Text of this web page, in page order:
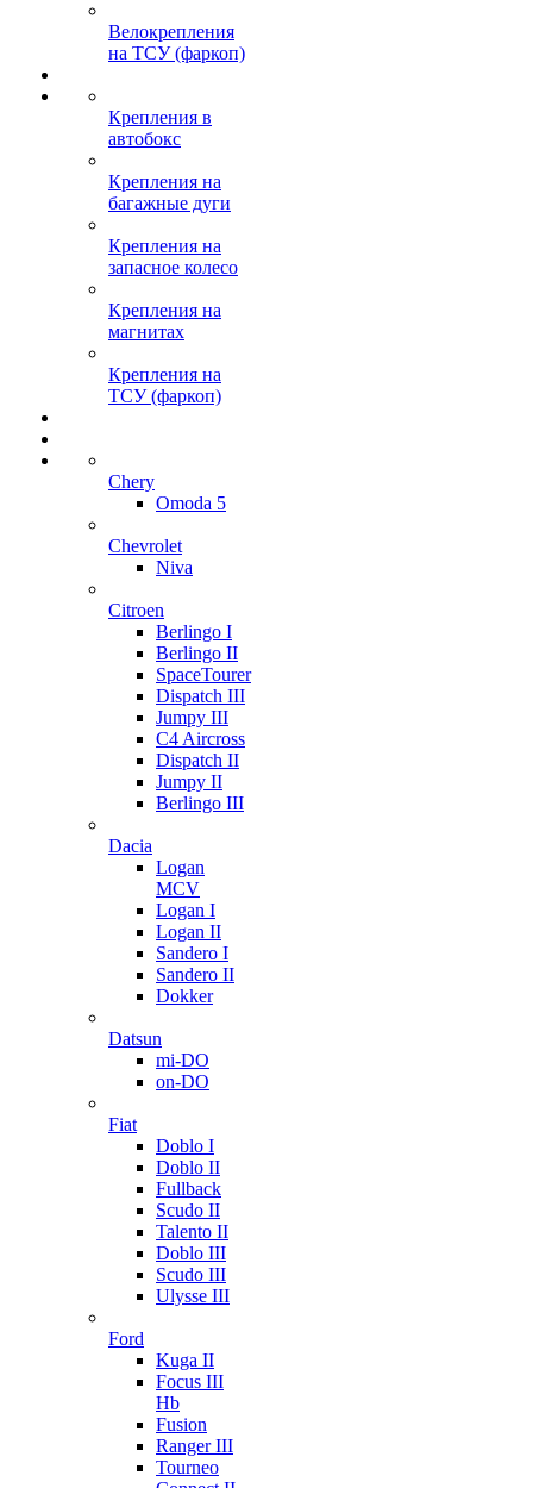
Велокрепления
на ТСУ (фаркоп)
Крепления в
автобокс
Крепления на
багажные дуги
Крепления на
запасное колесо
Крепления на
магнитах
Крепления на
ТСУ (фаркоп)
Chery
Omoda 5
Chevrolet
Niva
Citroen
Berlingo I
Berlingo II
SpaceTourer
Dispatch III
Jumpy III
C4 Aircross
Dispatch II
Jumpy II
Berlingo III
Dacia
Logan
MCV
Logan I
Logan II
Sandero I
Sandero II
Dokker
Datsun
mi-DO
on-DO
Fiat
Doblo I
Doblo II
Fullback
Scudo II
Talento II
Doblo III
Scudo III
Ulysse III
Ford
Kuga II
Focus III
Hb
Fusion
Ranger III
Tourneo